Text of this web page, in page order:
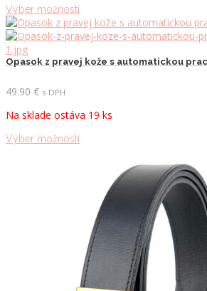
na
stránke
produktu.
Výber možnostíTento
produkt
má
variantov.
vybrať
stránke
Opasok z pravej kože s automatickou
49.90 € s DPH
Na sklade ostáva 19 ks
Výber možnostíTento
variantov.
Možnosti
môžete
vybrať
na
stránke
produktu.